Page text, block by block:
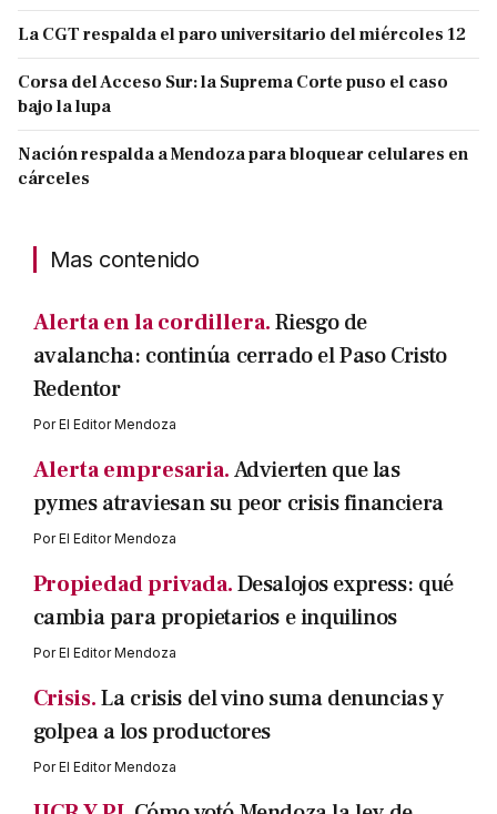
La CGT respalda el paro universitario del miércoles 12
Corsa del Acceso Sur: la Suprema Corte puso el caso
bajo la lupa
Nación respalda a Mendoza para bloquear celulares en
cárceles
Mas contenido
Alerta en la cordillera.Riesgo de
avalancha: continúa cerrado el Paso Cristo
Redentor
PorEl Editor Mendoza
Alerta empresaria.Advierten que las
pymes atraviesan su peor crisis financiera
PorEl Editor Mendoza
Propiedad privada.Desalojos express: qué
cambia para propietarios e inquilinos
PorEl Editor Mendoza
Crisis.La crisis del vino suma denuncias y
golpea a los productores
PorEl Editor Mendoza